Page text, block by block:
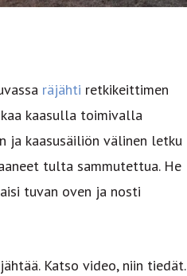
räjähti retkikeittimen
kaasulla toimivalla
ja kaasusäiliön välinen letku
tulta sammutettua. He
tuvan oven ja nosti
Katso video, niin tiedät.